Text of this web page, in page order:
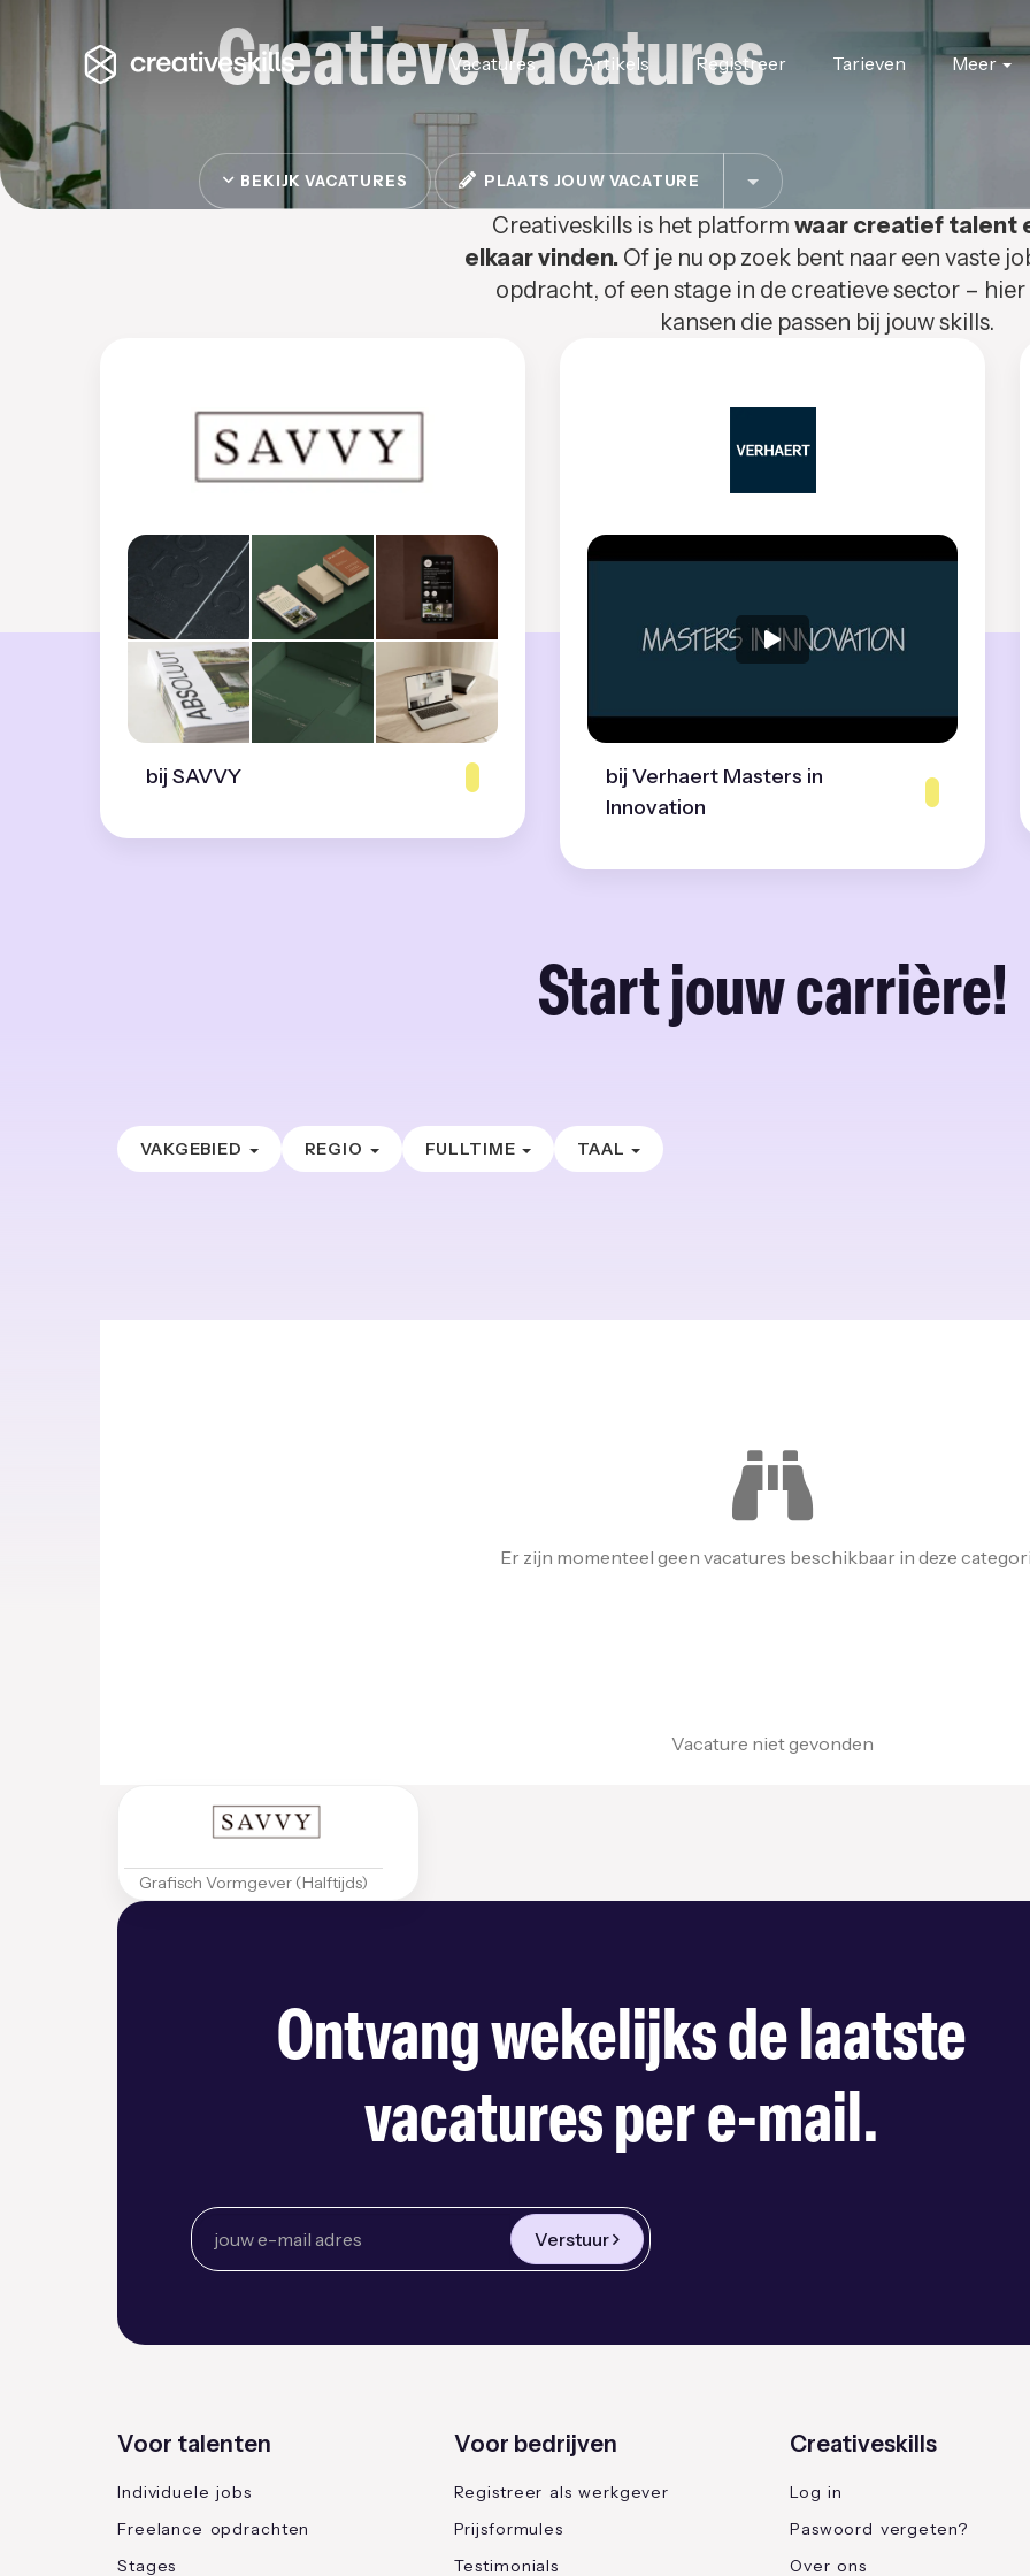
Vacatures Artikels Registreer Tarieven Meer
Creatieve Vacatures
BEKIJK VACATURES PLAATS JOUW VACATURE
Creativeskills is het platform waar creatief talent
elkaar vinden. Of je nu op zoek bent naar een vaste
opdracht, of een stage in de creatieve sector –
kansen die passen bij jouw skills.
bij SAVVY
bij Verhaert Masters in
Innovation
Start jouw carrière!
VAKGEBIED REGIO FULLTIME TAAL
Er zijn momenteel geen vacatures beschikbaar in deze
Vacature niet gevonden
Grafisch Vormgever (Halftijds)
Ontvang wekelijks de laatste
vacatures per e-mail.
Verstuur
Voor talenten
Individuele jobs
Freelance opdrachten
Stages
Voor bedrijven
Registreer als werkgever
Prijsformules
Testimonials
Creativeskills
Log in
Paswoord vergeten?
Over ons